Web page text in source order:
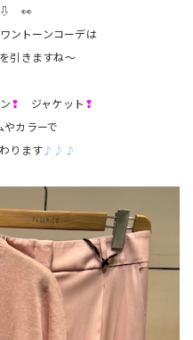
⇩ 👀
ントーンコーデは
引きますね～
❢ ジャケット ❢
やカラーで
ります ♪♪♪